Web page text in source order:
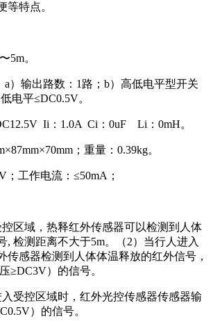
等特点。
5m。
a）输出路数：1路；b）高低电平型开关
电平≤DC0.5V。
Ii：1.0A Ci：0uF Li：0mH。
；重量：0.39kg。
；工作电流：≤50mA；
控区域，热释红外传感器可以检测到人体
, 检测距离不大于5m。（2）当行人进入
传感器检测到人体体温释放的红外信号，
≥DC3V）的信号。
入受控区域时，红外光控传感器传感器输
）的信号。